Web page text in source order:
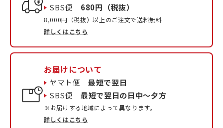
SBS便 680円（税抜）
8,000円（税抜）以上のご注文で送料無料
詳しくはこちら
お届けについて
ヤマト便最短で翌日
SBS便最短で翌日の日中〜夕方
※お届けする地域によって異なります。
詳しくはこちら